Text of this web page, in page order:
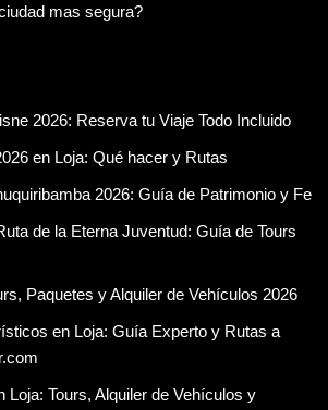
mas segura?
2026: Reserva tu Viaje Todo Incluido
en Loja: Qué hacer y Rutas
2026: Guía de Patrimonio y Fe
de la Eterna Juventud: Guía de Tours
Paquetes y Alquiler de Vehículos 2026
en Loja: Guía Experto y Rutas a
Loja: Tours, Alquiler de Vehículos y